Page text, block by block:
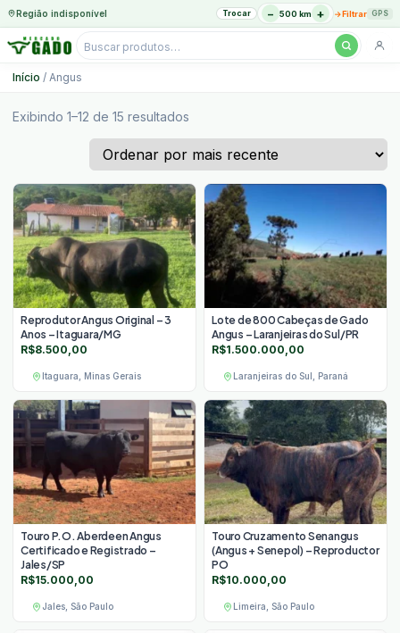
Região indisponível Trocar − 500 km + →Filtrar GPS
Pesquisar
Início / Angus
Exibindo 1–12 de 15 resultados
mais
recente
Reprodutor Angus Original – 3
Anos – Itaguara/MG
R$8.500,00
Itaguara, Minas Gerais
Lote de 800 Cabeças de Gado
Angus – Laranjeiras do Sul/PR
R$1.500.000,00
Laranjeiras do Sul, Paraná
Touro P.O. Aberdeen Angus
Certificado e Registrado –
Jales/SP
R$15.000,00
Jales, São Paulo
Touro Cruzamento Senangus
(Angus + Senepol) – Reproductor
PO
R$10.000,00
Limeira, São Paulo